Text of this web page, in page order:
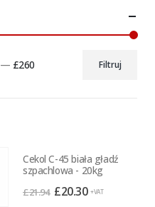
Filtruj
— £260
Cekol C-45 biała gładź
szpachlowa - 20kg
£21.94 Pierwotna
£20.30Aktualna
+VAT